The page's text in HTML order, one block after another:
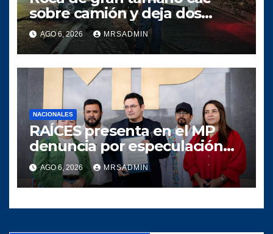
sobre camión y deja dos
heridos en ruta al Atlántico
AGO 6, 2026 MRSADMIN
NACIONALES
RAÍCES presenta en el MP
denuncia por especulación
en los precios de combustible
AGO 6, 2026 MRSADMIN